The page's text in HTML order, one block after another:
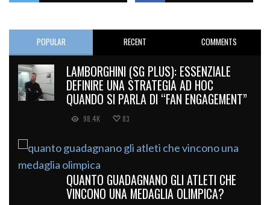
POPULAR RECENT COMMENTS
LAMBORGHINI (SG PLUS): ESSENZIALE
DEFINIRE UNA STRATEGIA AD HOC
QUANDO SI PARLA DI “FAN ENGAGEMENT”
98.4K 83
QUANTO GUADAGNANO GLI ATLETI CHE
VINCONO UNA MEDAGLIA OLIMPICA?